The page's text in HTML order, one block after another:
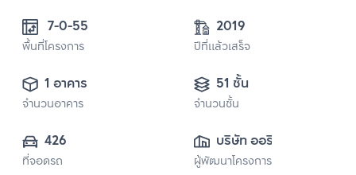
7-0-55
พื้นที่โครงการ
2019
ปีที่แล้วเสร็จ
1 อาคาร
จำนวนอาคาร
51 ชั้น
จำนวนชั้น
426
ที่จอดรถ
บริษัท ออริจิ้น
พร็อพเพอร์ตี้ จำกัด
ผู้พัฒนาโครงการ